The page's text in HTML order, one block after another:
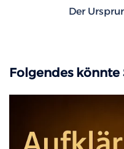
Der
Folgendes könnte